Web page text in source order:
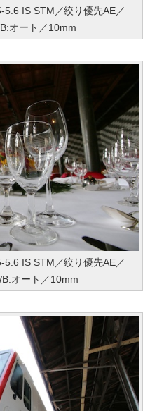
IS STM／絞り優先AE／
オート／10mm
IS STM／絞り優先AE／
オート／10mm